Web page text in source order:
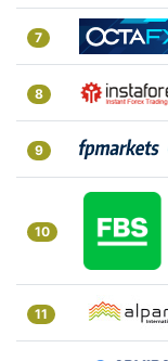
7
8
9
10
11